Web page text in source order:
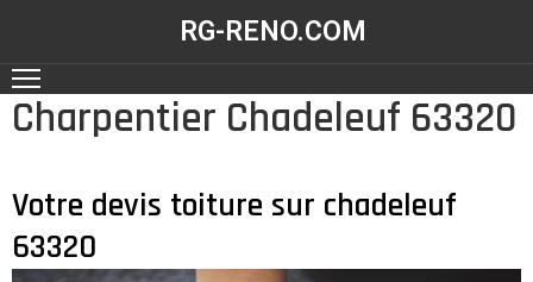
RG-RENO.COM
ACCUEIL
NOS
SERVICES
Charpentier Chadeleuf 63320
Votre devis toiture sur chadeleuf
63320